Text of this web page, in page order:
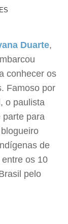
Duarte,
conhecer os
Famoso por
o paulista
parte para
de
os 10
pelo